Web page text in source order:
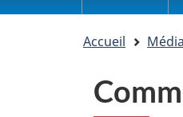
Accueil